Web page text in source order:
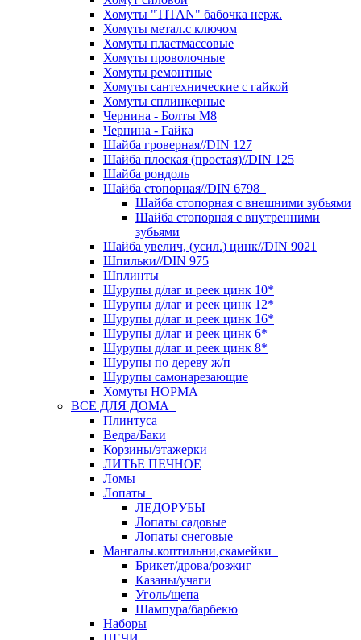
Хомуты "TITAN" бабочка нерж.
Хомуты метал.с ключом
Хомуты пластмассовые
Хомуты проволочные
Хомуты ремонтные
Хомуты сантехнические с гайкой
Хомуты сплинкерные
Чернина - Болты М8
Чернина - Гайка
Шайба гроверная//DIN 127
Шайба плоская (простая)//DIN 125
Шайба рондоль
Шайба стопорная//DIN 6798
Шайба стопорная с внешними зубьями
Шайба стопорная с внутренними
зубьями
Шайба увелич, (усил.) цинк//DIN 9021
Шпильки//DIN 975
Шплинты
Шурупы д/лаг и реек цинк 10*
Шурупы д/лаг и реек цинк 12*
Шурупы д/лаг и реек цинк 16*
Шурупы д/лаг и реек цинк 6*
Шурупы д/лаг и реек цинк 8*
Шурупы по дереву ж/п
Шурупы самонарезающие
Хомуты НОРМА
ВСЕ ДЛЯ ДОМА
Плинтуса
Ведра/Баки
Корзины/этажерки
ЛИТЬЕ ПЕЧНОЕ
Ломы
Лопаты
ЛЕДОРУБЫ
Лопаты садовые
Лопаты снеговые
Мангалы.коптильни,скамейки
Брикет/дрова/розжиг
Казаны/учаги
Уголь/щепа
Шампура/барбекю
Наборы